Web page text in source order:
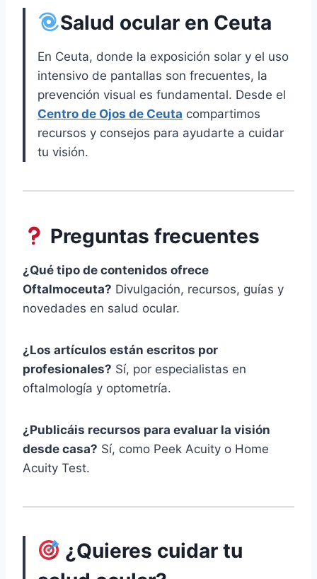
Salud ocular en Ceuta
En Ceuta, donde la exposición solar y el uso
intensivo de pantallas son frecuentes, la
prevención visual es fundamental. Desde el
Centro de Ojos de Ceuta compartimos
recursos y consejos para ayudarte a cuidar
tu visión.
Preguntas frecuentes
¿Qué tipo de contenidos ofrece
Oftalmoceuta? Divulgación, recursos, guías y
novedades en salud ocular.
¿Los artículos están escritos por
profesionales? Sí, por especialistas en
oftalmología y optometría.
¿Publicáis recursos para evaluar la visión
desde casa? Sí, como Peek Acuity o Home
Acuity Test.
¿Quieres cuidar tu